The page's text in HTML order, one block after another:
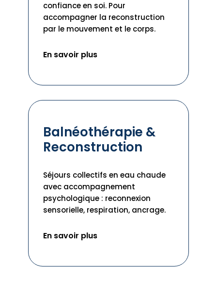
confiance en soi. Pour
accompagner la reconstruction
par le mouvement et le corps.
En savoir plus
Balnéothérapie &
Reconstruction
Séjours collectifs en eau chaude
avec accompagnement
psychologique : reconnexion
sensorielle, respiration, ancrage.
En savoir plus